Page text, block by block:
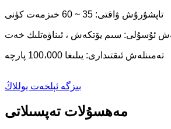
تاپشۇرۇش ۋاقتى: 35 ~ 60 خىزمەت كۈنى
ئۇسۇلى: سىم يۆتكەش ، ئىناۋەتلىك خەت
تەمىنلەش ئىقتىدارى: يىلىغا 100،000 پارچە
بىزگە ئېلخەت يوللاڭ
مەھسۇلات تەپسىلاتى